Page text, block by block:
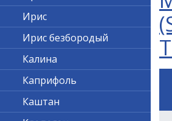
Ирис
Ирис безбородый
Калина
Каприфоль
Каштан